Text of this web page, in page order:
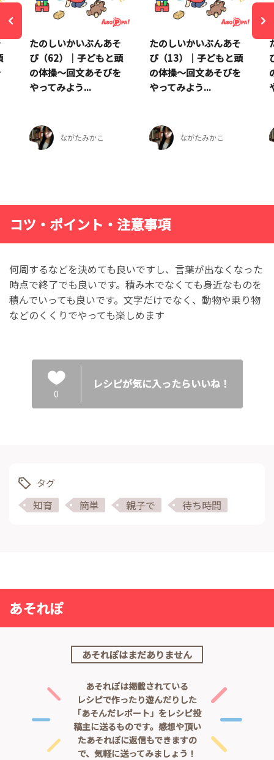
たのしいかいぶんあそ
び（62）｜子どもと頭
の体操～回文あそびを
やってみよう...
ながたみかこ
たのしいかいぶんあそ
び（13）｜子どもと頭
の体操～回文あそびを
やってみよう...
ながたみかこ
コツ・ポイント・注意事項
何周するなどを決めても良いですし、言葉が出なくなった
時点で終了でも良いです。積み木でなくても身近なものを
積んでいっても良いです。文字だけでなく、動物や乗り物
などのくくりでやっても楽しめます
0
レシピが気に入ったらいいね！
タグ
知育 簡単 親子で 待ち時間
あそれぽ
あそれぽはまだありません
あそれぽは掲載されている
レシピで作ったり遊んだりした
「あそんだレポート」をレシピ投
稿主に送るものです。 感想や頂い
たあそれぽに返信もできますの
で、気軽に送ってみましょう！